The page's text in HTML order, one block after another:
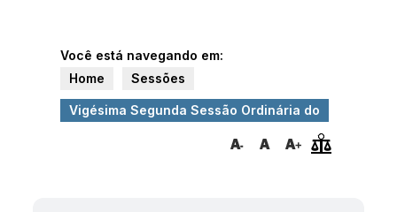
Você está navegando em:
Home
Sessões
Vigésima Segunda Sessão Ordinária do